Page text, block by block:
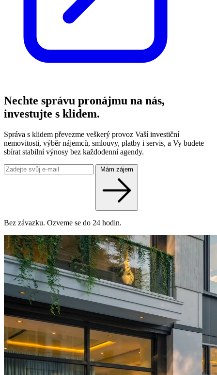
Nechte správu pronájmu na nás,
investujte s klidem.
Správa s klidem převezme veškerý provoz Vaší investiční
nemovitosti, výběr nájemců, smlouvy, platby i servis, a Vy budete
sbírat stabilní výnosy bez každodenní agendy.
Mám zájem
Bez závazku. Ozveme se do 24 hodin.